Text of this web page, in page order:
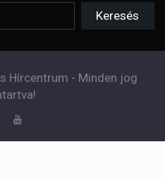
Hírcentrum - Minden jog